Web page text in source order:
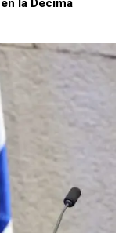
la Décima